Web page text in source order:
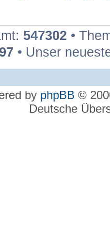
547302 •
• Unser
by phpBB ©
Deutsche